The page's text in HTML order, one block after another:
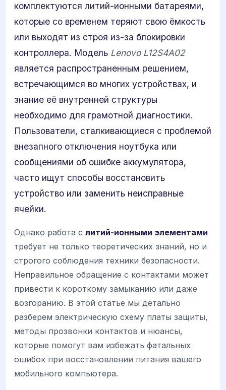
комплектуются литий-ионными батареями,
которые со временем теряют свою ёмкость
или выходят из строя из-за блокировки
контроллера. Модель Lenovo L12S4A02
является распространенным решением,
встречающимся во многих устройствах, и
знание её внутренней структуры
необходимо для грамотной диагностики.
Пользователи, сталкивающиеся с проблемой
внезапного отключения ноутбука или
сообщениями об ошибке аккумулятора,
часто ищут способы восстановить
устройство или заменить неисправные
ячейки.
Однако работа с литий-ионными элементами
требует не только теоретических знаний, но и
строгого соблюдения техники безопасности.
Неправильное обращение с контактами может
привести к короткому замыканию или даже
возгоранию. В этой статье мы детально
разберем электрическую схему платы защиты,
методы прозвонки контактов и нюансы,
которые помогут вам избежать фатальных
ошибок при восстановлении питания вашего
мобильного компьютера.